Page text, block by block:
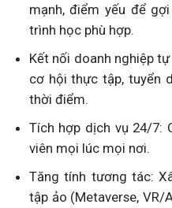
mạnh, điểm yếu để
trình học phù hợp.
Kết nối doanh nghiệp
cơ hội thực tập, tuyển
thời điểm.
Tích hợp dịch vụ 24/7:
viên mọi lúc mọi nơi.
Tăng tính tương tác:
tập ảo (Metaverse, VR/